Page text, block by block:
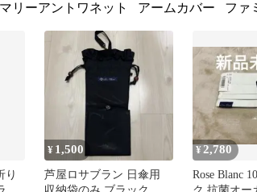
マリーアントワネット アームカバー ファ
り
¥ 1,500
芦屋ロサブラン 日傘用
¥ 2,780
Rose Blanc